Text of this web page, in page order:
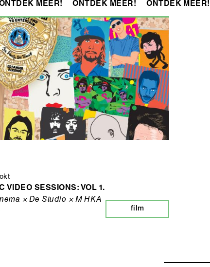
MEER! ONTDEK MEER! ONTDEK MEER!
VIDEO SESSIONS: VOL 1.
× De Studio × M HKA
film